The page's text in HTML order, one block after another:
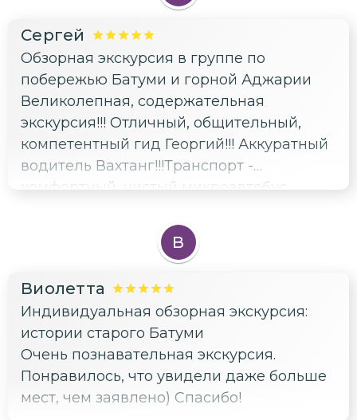
Сергей
Обзорная экскурсия в группе по
побережью Батуми и горной Аджарии
Великолепная, содержательная
экскурсия!!! Отличный, общительный,
компетентный гид Георгий!!! Аккуратный
водитель Вахтанг!!!Транспорт -
комфортный, чистый микроавтобус
В
Виолетта
Индивидуальная обзорная экскурсия:
истории старого Батуми
Очень познавательная экскурсия.
Понравилось, что увидели даже больше
мест, чем заявлено) Спасибо!